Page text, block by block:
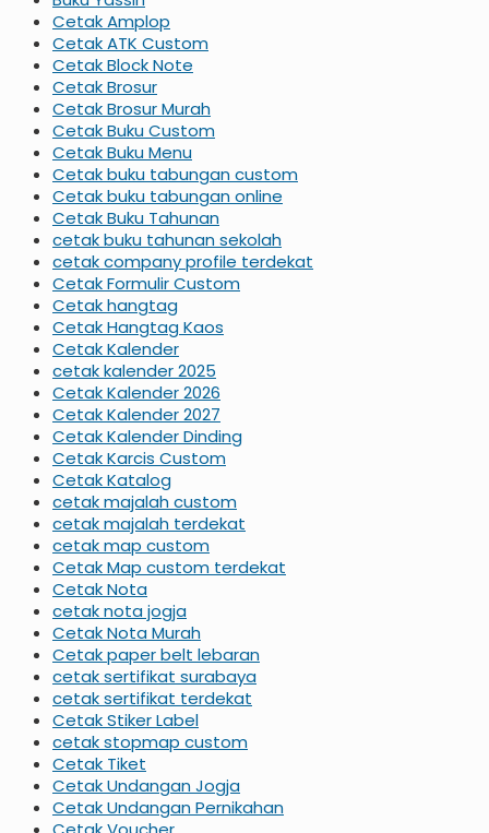
Cetak Amplop
Cetak ATK Custom
Cetak Block Note
Cetak Brosur
Cetak Brosur Murah
Cetak Buku Custom
Cetak Buku Menu
Cetak buku tabungan custom
Cetak buku tabungan online
Cetak Buku Tahunan
cetak buku tahunan sekolah
cetak company profile terdekat
Cetak Formulir Custom
Cetak hangtag
Cetak Hangtag Kaos
Cetak Kalender
cetak kalender 2025
Cetak Kalender 2026
Cetak Kalender 2027
Cetak Kalender Dinding
Cetak Karcis Custom
Cetak Katalog
cetak majalah custom
cetak majalah terdekat
cetak map custom
Cetak Map custom terdekat
Cetak Nota
cetak nota jogja
Cetak Nota Murah
Cetak paper belt lebaran
cetak sertifikat surabaya
cetak sertifikat terdekat
Cetak Stiker Label
cetak stopmap custom
Cetak Tiket
Cetak Undangan Jogja
Cetak Undangan Pernikahan